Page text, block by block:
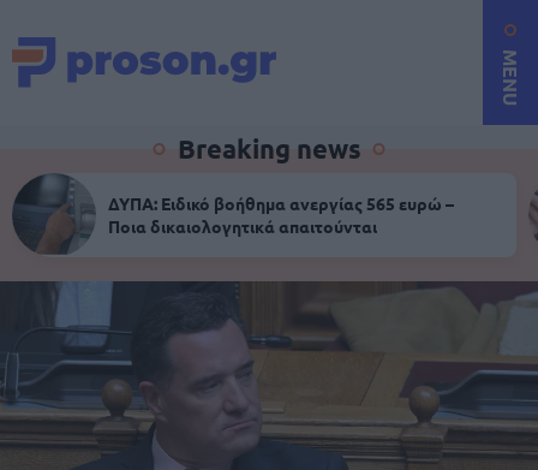
MENU
Breaking news
ΔΥΠΑ: Ειδικό βοήθημα ανεργίας 565 ευρώ –
Ποια δικαιολογητικά απαιτούνται